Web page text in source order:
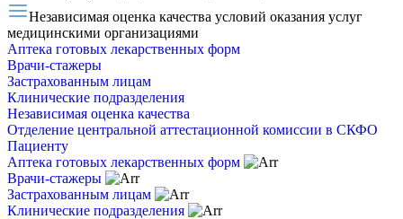
Независимая оценка качества условий оказания услуг
медицинскими организациями
Аптека готовых лекарственных форм
Врачи-стажеры
Застрахованным лицам
Клинические подразделения
Независимая оценка качества
Отделение центральной аттестационной комиссии в СКФО
Пациенту
Аптека готовых лекарственных форм
Врачи-стажеры
Застрахованным лицам
Клинические подразделения